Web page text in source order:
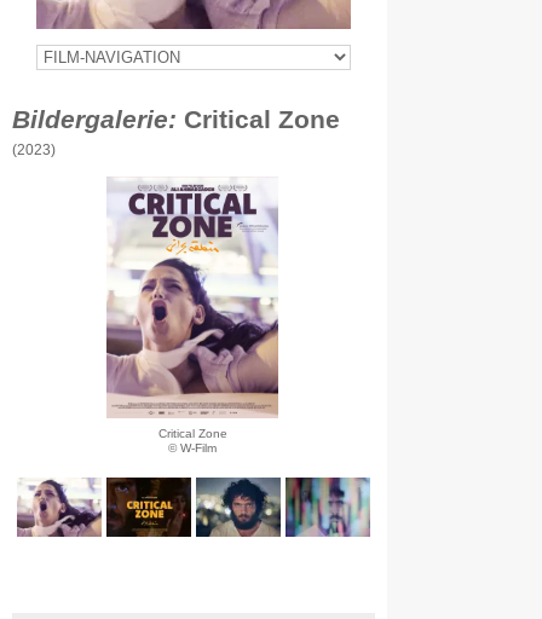
Bildergalerie: Critical Zone
(2023)
Critical Zone
© W-Film